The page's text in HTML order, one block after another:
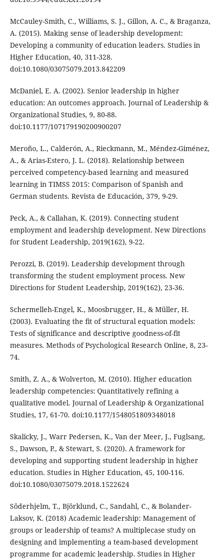
McCauley-Smith, C., Williams, S. J., Gillon, A. C., & Braganza,
A. (2015). Making sense of leadership development:
Developing a community of education leaders. Studies in
Higher Education, 40, 311-328.
doi:10.1080/03075079.2013.842209
McDaniel, E. A. (2002). Senior leadership in higher
education: An outcomes approach. Journal of Leadership &
Organizational Studies, 9, 80-88.
doi:10.1177/107179190200900207
Meroño, L., Calderón, A., Rieckmann, M., Méndez-Giménez,
A., & Arias-Estero, J. L. (2018). Relationship between
perceived competency-based learning and measured
learning in TIMSS 2015: Comparison of Spanish and
German students. Revista de Educación, 379, 9-29.
Peck, A., & Callahan, K. (2019). Connecting student
employment and leadership development. New Directions
for Student Leadership, 2019(162), 9-22.
Perozzi, B. (2019). Leadership development through
transforming the student employment process. New
Directions for Student Leadership, 2019(162), 23-36.
Schermelleh-Engel, K., Moosbrugger, H., & Müller, H.
(2003). Evaluating the fit of structural equation models:
Tests of significance and descriptive goodness-of-fit
measures. Methods of Psychological Research Online, 8, 23-
74.
Smith, Z. A., & Wolverton, M. (2010). Higher education
leadership competencies: Quantitatively refining a
qualitative model. Journal of Leadership & Organizational
Studies, 17, 61-70. doi:10.1177/1548051809348018
Skalicky, J., Warr Pedersen, K., Van der Meer, J., Fuglsang,
S., Dawson, P., & Stewart, S. (2020). A framework for
developing and supporting student leadership in higher
education. Studies in Higher Education, 45, 100-116.
doi:10.1080/03075079.2018.1522624
Söderhjelm, T., Björklund, C., Sandahl, C., & Bolander-
Laksov, K. (2018) Academic leadership: Management of
groups or leadership of teams? A multiplecase study on
designing and implementing a team-based development
programme for academic leadership. Studies in Higher